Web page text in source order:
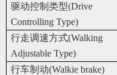
驱动控制类型(Drive
Controlling Type)
行走调速方式(Walking
Adjustable Type)
行车制动(Walkie brake)